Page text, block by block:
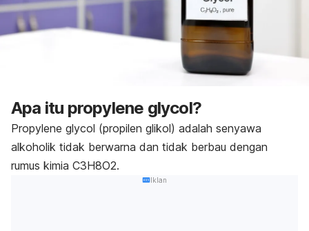
Apa itu propylene glycol?
Propylene glycol (propilen glikol) adalah senyawa
alkoholik tidak berwarna dan tidak berbau dengan
rumus kimia C3H8O2.
Iklan